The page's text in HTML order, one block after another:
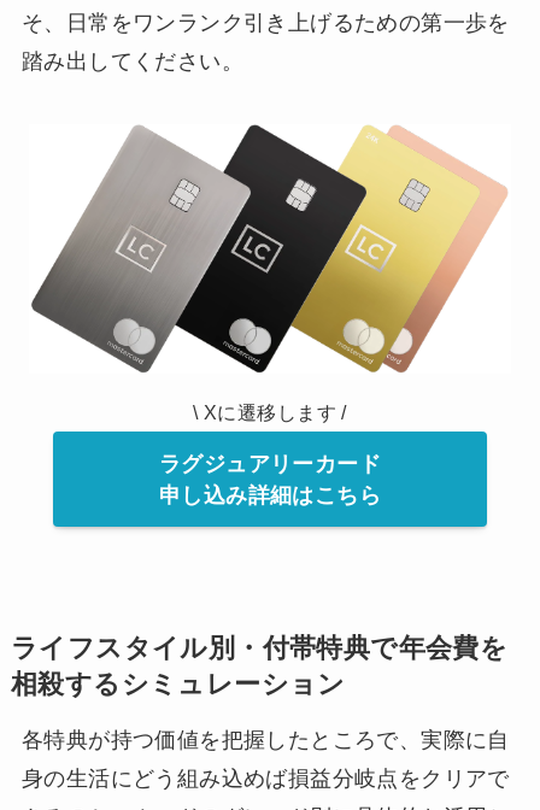
そ、日常をワンランク引き上げるための第一歩を
踏み出してください。
\ Xに遷移します /
ラグジュアリーカード
申し込み詳細はこちら
ライフスタイル別・付帯特典で年会費を
相殺するシミュレーション
各特典が持つ価値を把握したところで、実際に自
身の生活にどう組み込めば損益分岐点をクリアで